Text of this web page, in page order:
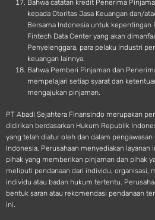
Bahwa catatan kredit Penerima
kepada Otoritas Jasa Keuangan dan/
Bersama Indonesia untuk kepentingan
Fintech Data Center yang akan
Penyelenggara, para pelaku industri
keuangan lainnya.
Bahwa Pemberi Pinjaman dan
mempelajari setiap syarat dan
mengajukan pinjaman.
PT Abadi Sejahtera Finansindo merupakan
didirikan berdasarkan Hukum Republik
yang telah diatur oleh dan dalam pengawasan
Indonesia, Perusahaan menyediakan
pihak yang memberikan pinjaman dan pihak
meliputi pendanaan dari individu, organisasi,
individu atau badan hukum tertentu.
bentuk saran atau rekomendasi pendanaan
ini.